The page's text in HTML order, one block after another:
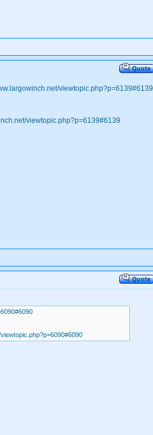
viewtopic.php?p=6139#6139
viewtopic.php?p=6139#6139